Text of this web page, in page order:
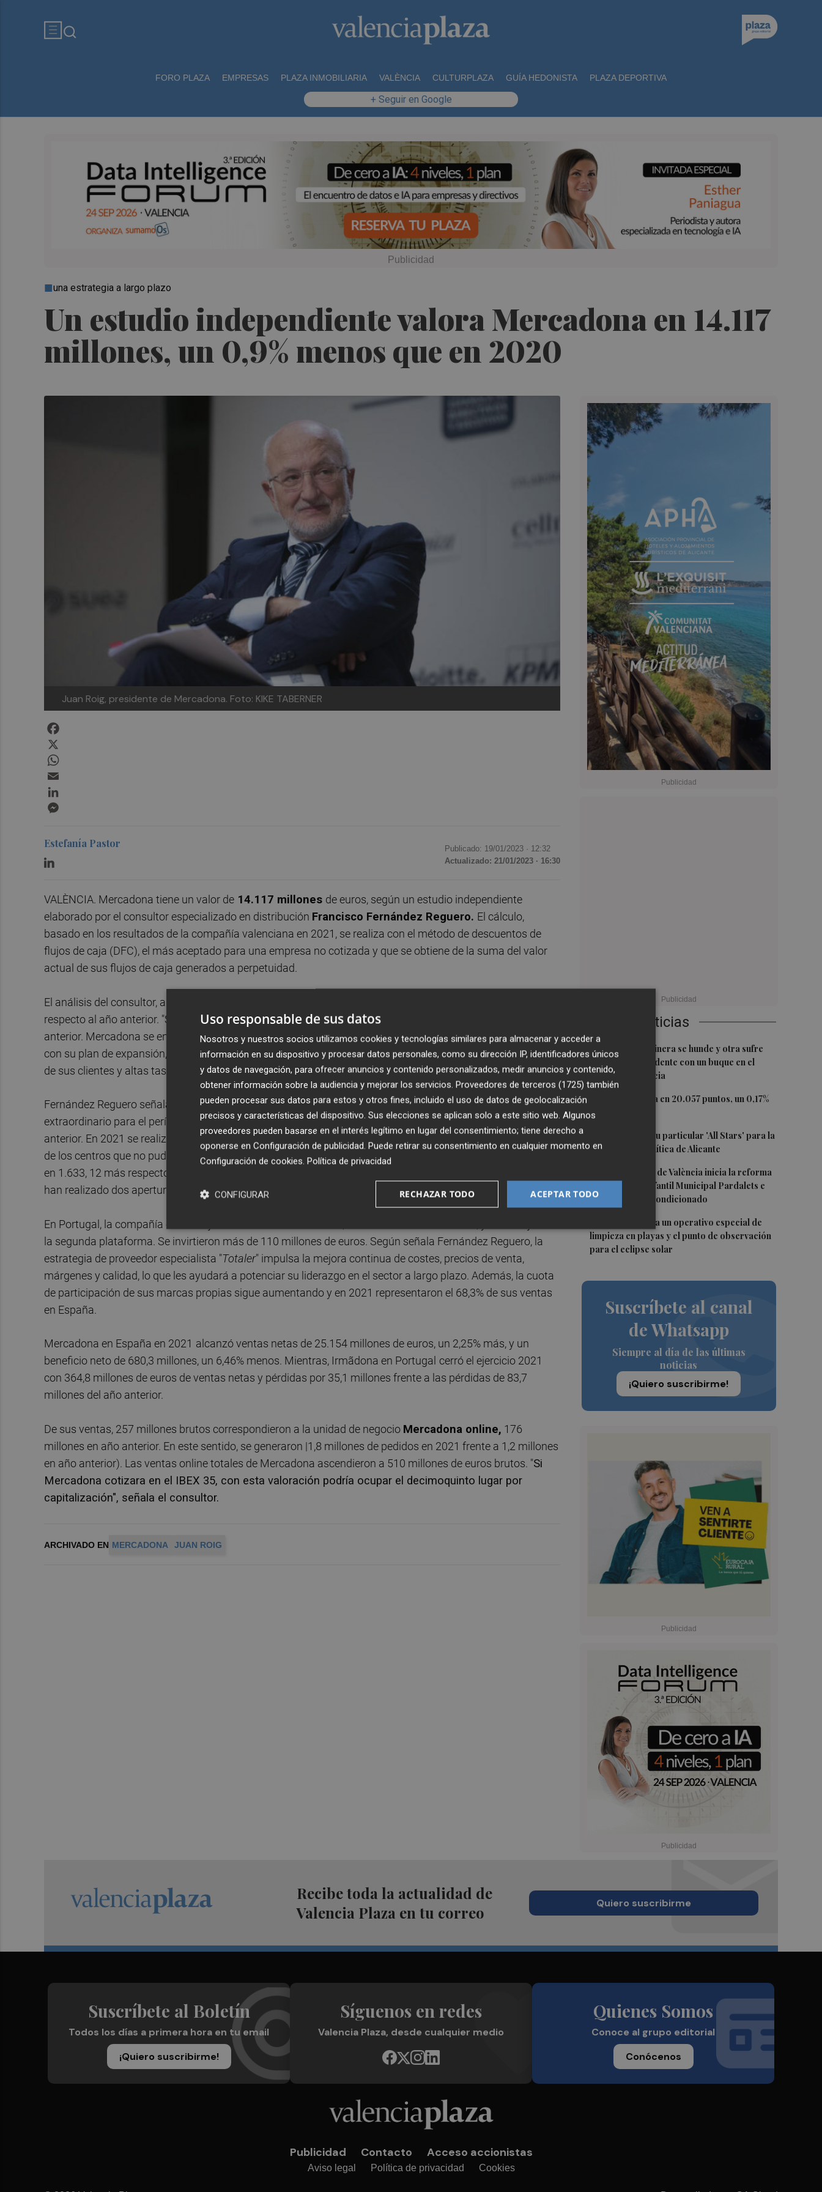
FORO PLAZA EMPRESAS PLAZA INMOBILIARIA VALÈNCIA CULTURPLAZA GUÍA HEDONISTA PLAZA DEPORTIVA
+ Seguir en Google
Un estudio independiente valora Mercadona en 14.117
millones, un 0,9% menos que en 2020
una estrategia a largo plazo
Juan Roig, presidente de Mercadona. Foto: KIKE TABERNER
Últimas Noticias
1 Una batea clochinera se hunde y otra sufre
daños en un incidente con un buque en el
puerto de Valencia
2
El Ibex 35 cierra en 20.057 puntos, un 0,17%
más
3
El PSPV ultima su particular 'All Stars' para la
Conferencia Política de Alicante
El Ayuntamiento de València inicia la reforma
de la Escuela Infantil Municipal Pardalets e
instalará aire acondicionado
València prepara un operativo especial de
limpieza en playas y el punto de observación
para el eclipse solar
Suscríbete al canal
de Whatsapp
Siempre al día de las últimas
noticias
¡Quiero suscribirme!
Estefanía Pastor Publicado: 19/01/2023 · 12:32
Actualizado: 21/01/2023 · 16:30
VALÈNCIA. Mercadona tiene un valor de 14.117 millones de euros, según un estudio independiente
elaborado por el consultor especializado en distribución Francisco Fernández Reguero. El cálculo,
basado en los resultados de la compañía valenciana en 2021, se realiza con el método de descuentos de
flujos de caja (DFC), el más aceptado para una empresa no cotizada y que se obtiene de la suma del valor
actual de sus flujos de caja generados a perpetuidad.
El análisis del consultor, al que se puede acceder al completo
respecto al año anterior. "Su valor intrínseco disminuye en 129 millones respecto a la realizada en el año
anterior. Mercadona se encuentra preparada, tanto en España como líder consolidado como en Portugal
con su plan de expansión, para los retos que debe afrontar en los próximos años: menor capacidad de gasto
de sus clientes y altas tasas de inflación", destaca.
Fernández Reguero señala que la empresa presidida porJuan Roig continuó con su plan de inversión
extraordinario para el período de 2017 a 2023 invirtiendo 909 millones de euros frente a los 1.062 del año
anterior. En 2021 se realizaron 70 nuevas aperturas y reformaron 84 supermercados. Debido a los 58 cierres
de los centros que no pudieron ser adaptados a este nuevo modelo, el portfolio de tiendas en España quedó
en 1.633, 12 más respecto al año anterior. Mientras, no abrió ninguna nueva colmena
han realizado dos aperturas en 2022 - Alicante y Sevilla-.
En Portugal, la compañía cerró el ejercicio 2021 con 29 centros, 9 más sobre el año anterior, y se trabaja en
la segunda plataforma. Se invirtieron más de 110 millones de euros. Según señala Fernández Reguero, la
estrategia de proveedor especialista "Totaler" impulsa la mejora continua de costes, precios de venta,
márgenes y calidad, lo que les ayudará a potenciar su liderazgo en el sector a largo plazo. Además, la cuota
de participación de sus marcas propias sigue aumentando y en 2021 representaron el 68,3% de sus ventas
en España.
Mercadona en España en 2021 alcanzó ventas netas de 25.154 millones de euros, un 2,25% más, y un
beneficio neto de 680,3 millones, un 6,46% menos. Mientras, Irmãdona en Portugal cerró el ejercicio 2021
con 364,8 millones de euros de ventas netas y pérdidas por 35,1 millones frente a las pérdidas de 83,7
millones del año anterior.
De sus ventas, 257 millones brutos correspondieron a la unidad de negocio Mercadona online, 176
millones en año anterior. En este sentido, se generaron |1,8 millones de pedidos en 2021 frente a 1,2 millones
en año anterior). Las ventas online totales de Mercadona ascendieron a 510 millones de euros brutos. "Si
Mercadona cotizara en el IBEX 35, con esta valoración podría ocupar el decimoquinto lugar por
capitalización", señala el consultor.
ARCHIVADO EN MERCADONA JUAN ROIG
Recibe toda la actualidad de
Valencia Plaza en tu correo
Quiero suscribirme
Suscríbete al Boletín
Todos los días a primera hora en tu email
¡Quiero suscribirme!
Síguenos en redes
Valencia Plaza, desde cualquier medio
Quienes Somos
Conoce al grupo editorial
Conócenos
Publicidad Contacto Acceso accionistas
Aviso legal Política de privacidad Cookies
Uso responsable de sus datos
Nosotros y nuestros socios utilizamos cookies y tecnologías similares para almacenar y acceder a
información en su dispositivo y procesar datos personales, como su dirección IP, identificadores únicos
y datos de navegación, para ofrecer anuncios y contenido personalizados, medir anuncios y contenido,
obtener información sobre la audiencia y mejorar los servicios. Proveedores de terceros (1725) también
pueden procesar sus datos para estos y otros fines, incluido el uso de datos de geolocalización
precisos y características del dispositivo. Sus elecciones se aplican solo a este sitio web. Algunos
proveedores pueden basarse en el interés legítimo en lugar del consentimiento; tiene derecho a
oponerse en Configuración de publicidad. Puede retirar su consentimiento en cualquier momento en
Configuración de cookies. Política de privacidad
ACEPTAR TODO
RECHAZAR TODO
CONFIGURAR